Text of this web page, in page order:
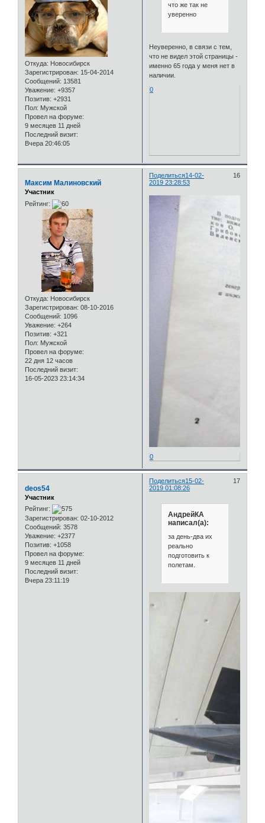
Откуда: Новосибирск
Зарегистрирован: 15-04-2014
Сообщений: 13581
Уважение: +9357
Позитив: +2931
Пол: Мужской
Провел на форуме:
9 месяцев 11 дней
Последний визит:
Вчера 20:46:05
что же так не
уверенно
Неуверенно, в связи с тем,
что не видел этой страницы -
именно 65 года у меня нет в
наличии.
0
Поделиться 16
14-02-
2019 23:28:53
Максим Малиновский
Участник
Рейтинг:
Откуда: Новосибирск
Зарегистрирован: 08-10-2016
Сообщений: 1096
Уважение: +264
Позитив: +321
Пол: Мужской
Провел на форуме:
22 дня 12 часов
Последний визит:
16-05-2023 23:14:34
0
Поделиться 17
15-02-
2019 01:08:26
deos54
Участник
Рейтинг:
Зарегистрирован: 02-10-2012
Сообщений: 3578
Уважение: +2377
Позитив: +1058
Провел на форуме:
9 месяцев 11 дней
Последний визит:
Вчера 23:11:19
АндрейКА
написал(а):
за день-два их
реально
подготовить к
полетам.